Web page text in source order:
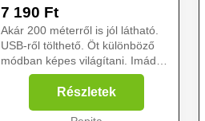
7 190 Ft
Akár 200 méterről is jól látható.
USB-ről tölthető. Öt különböző
módban képes világítani. Imádsz
biciklizni? Ha teheted,
mindenhová a kétkerekűddel
mész, akár még este is? Esetleg
Részletek